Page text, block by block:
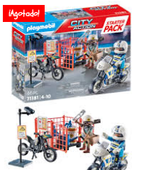
¡Agotado!